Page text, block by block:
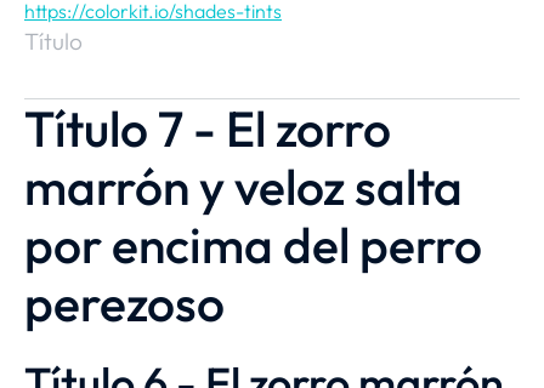
https://colorkit.io/shades-tints
Título
Título 7 - El zorro
marrón y veloz salta
por encima del perro
perezoso